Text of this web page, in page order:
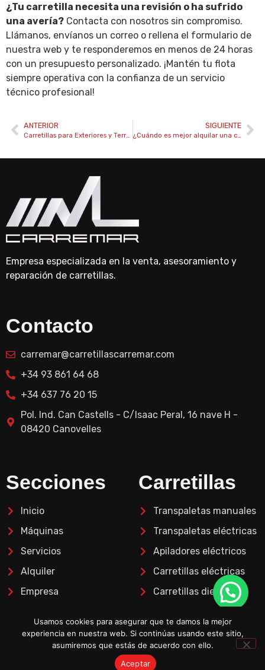
¿Tu carretilla necesita una revisión o ha sufrido
una avería? Contacta con nosotros sin compromiso.
Llámanos, envíanos un correo o rellena el formulario de
nuestra web y te responderemos en menos de 24 horas
con un presupuesto personalizado. ¡Mantén tu flota
siempre operativa con la confianza de un servicio
técnico profesional!
ANTERIOR
Carretillas para Exteriores y Terreno Irregular
SIGUIENTE
¿Cuándo es mejor alquilar una carretilla elevadora?
Empresa especializada en la venta, asesoramiento y
reparación de carretillas.
Contacto
carremar@carretillascarremar.com
+34 93 861 64 68
+34 637 76 20 15
Pol. Ind. Can Castells - C/Isaac Peral, 16 nave H -
08420 Canovelles
Secciones
Inicio
Máquinas
Servicios
Alquiler
Empresa
Carretillas
Transpaletas manuales
Transpaletas eléctricas
Apiladores eléctricos
Carretillas eléctricas
Carretillas diesel
Recoge pedidos
Usamos cookies para asegurar que te damos la mejor
experiencia en nuestra web. Si continúas usando este sitio,
asumiremos que estás de acuerdo con ello.
Aceptar